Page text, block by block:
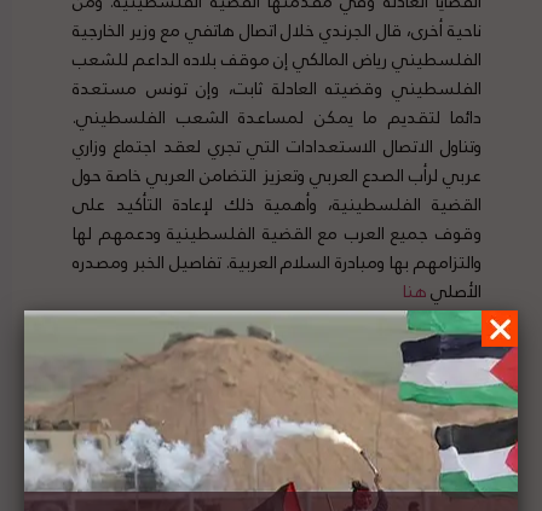
ناحية أخرى، قال الجرندي خلال اتصال هاتفي مع وزير الخارجية
الفلسطيني رياض المالكي إن موقف بلاده الداعم للشعب
الفلسطيني وقضيته العادلة ثابت، وإن تونس مستعدة
دائما لتقديم ما يمكن لمساعدة الشعب الفلسطيني.
وتناول الاتصال الاستعدادات التي تجري لعقد اجتماع وزاري
عربي لرأب الصدع العربي وتعزيز التضامن العربي خاصة حول
القضية الفلسطينية، وأهمية ذلك لإعادة التأكيد على
وقوف جميع العرب مع القضية الفلسطينية ودعمهم لها
والتزامهم بها ومبادرة السلام العربية. تفاصيل الخبر ومصدره
الأصليهنا
الأردن وفرنسا وتركيا يدينون قرار إسرائيل بناء وحدات
استيطانية جديدة